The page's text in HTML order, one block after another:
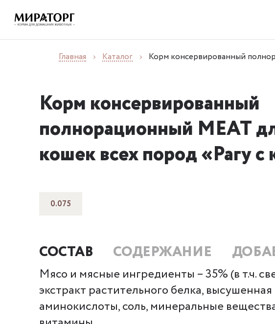
Главная Каталог Корм консервированный
Корм консервированный
полнорационный MEAT
кошек всех пород «Рагу с
0.075
СОСТАВ СОДЕРЖАНИЕ
Мясо и мясные ингредиенты – 35% (в т.ч.
экстракт растительного белка,
аминокислоты, соль, минеральные